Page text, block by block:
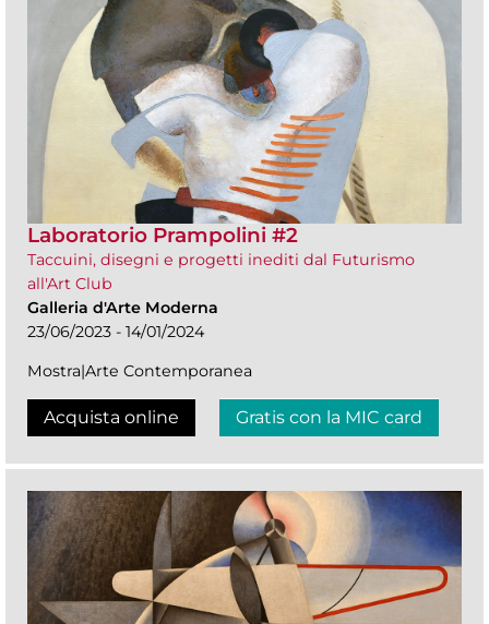
Laboratorio Prampolini #2
Taccuini, disegni e progetti inediti dal Futurismo
all'Art Club
Galleria d'Arte Moderna
23/06/2023 - 14/01/2024
Mostra|Arte Contemporanea
Acquista online Gratis con la MIC card